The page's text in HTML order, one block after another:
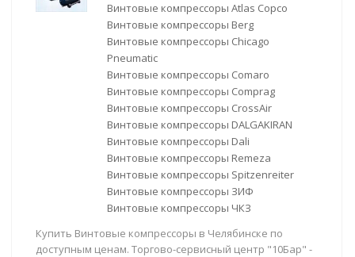
Винтовые компрессоры Atlas Copco
Винтовые компрессоры Berg
Винтовые компрессоры Chicago
Pneumatic
Винтовые компрессоры Comaro
Винтовые компрессоры Comprag
Винтовые компрессоры CrossAir
Винтовые компрессоры DALGAKIRAN
Винтовые компрессоры Dali
Винтовые компрессоры Remeza
Винтовые компрессоры Spitzenreiter
Винтовые компрессоры ЗИФ
Винтовые компрессоры ЧКЗ
Купить Винтовые компрессоры в Челябинске по
доступным ценам. Торгово-сервисный центр "10Бар" -